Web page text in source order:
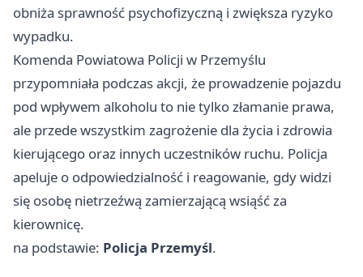
obniża sprawność psychofizyczną i zwiększa ryzyko
wypadku.
Komenda Powiatowa Policji w Przemyślu
przypomniała podczas akcji, że prowadzenie pojazdu
pod wpływem alkoholu to nie tylko złamanie prawa,
ale przede wszystkim zagrożenie dla życia i zdrowia
kierującego oraz innych uczestników ruchu. Policja
apeluje o odpowiedzialność i reagowanie, gdy widzi
się osobę nietrzeźwą zamierzającą wsiąść za
kierownicę.
na podstawie: Policja Przemyśl.